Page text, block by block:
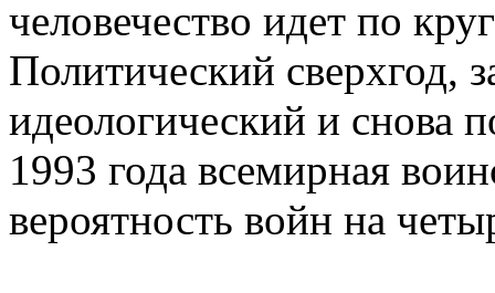
человечество идет по
Политический сверхгод,
идеологический и снова
1993 года всемирная
вероятность войн на